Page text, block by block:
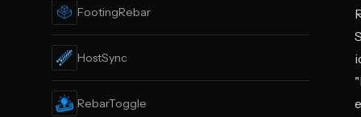
FootingRebar
HostSync
RebarToggle